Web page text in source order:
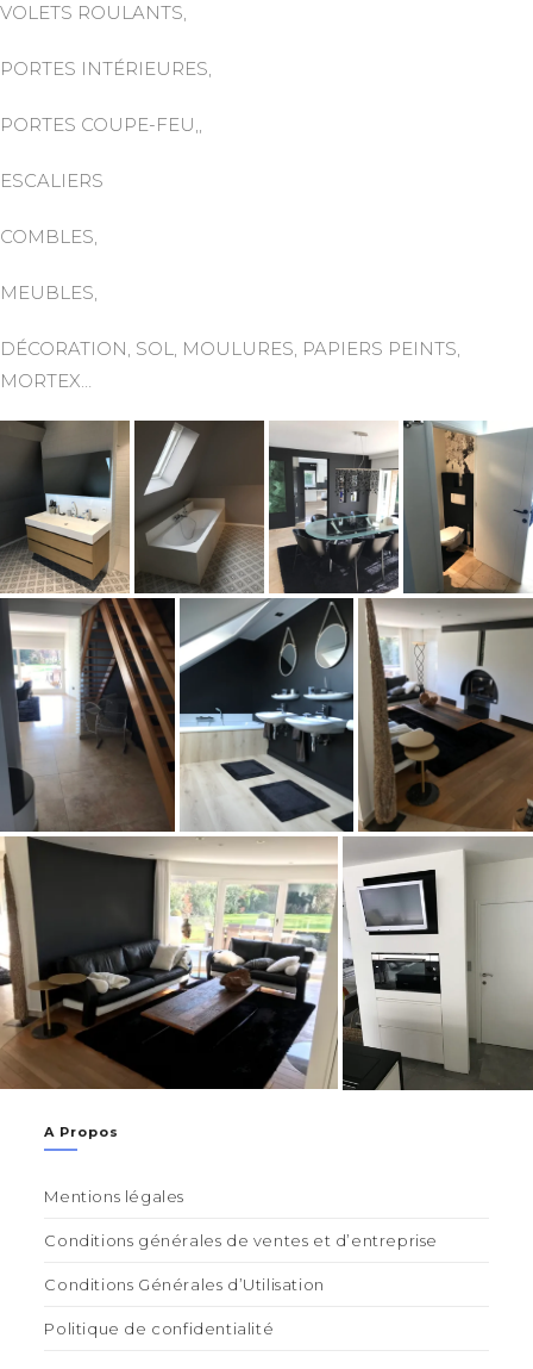
VOLETS ROULANTS,
PORTES INTÉRIEURES,
PORTES COUPE-FEU,,
ESCALIERS
COMBLES,
MEUBLES,
DÉCORATION, SOL, MOULURES, PAPIERS PEINTS,
MORTEX…
A Propos
Mentions légales
Conditions générales de ventes et d’entreprise
Conditions Générales d’Utilisation
Politique de confidentialité